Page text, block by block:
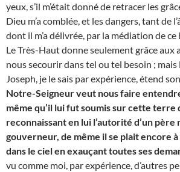
yeux, s’il m’était donné de retracer les
Dieu m’a comblée, et les dangers, tant de
dont il m’a délivrée, par la médiation de
Le Très-Haut donne seulement grâce aux
nous secourir dans tel ou tel besoin ;
Joseph, je le sais par expérience, étend
Notre-Seigneur veut nous faire
même qu’il lui fut soumis sur cette terre
reconnaissant en lui l’autorité d’un
gouverneur, de même il se plait encore
dans le ciel en exauçant toutes ses
vu comme moi, par expérience, d’autres